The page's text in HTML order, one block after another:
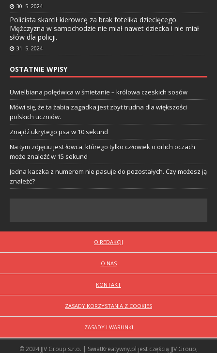
30. 5. 2024
Policista skarcił kierowcę za brak fotelika dziecięcego.
Mężczyzna w samochodzie nie miał nawet dziecka i nie miał
słów dla policji.
31. 5. 2024
OSTATNIE WPISY
Uwielbiana polędwica w śmietanie – królowa czeskich sosów
Mówi się, że ta żabia zagadka jest zbyt trudna dla większości
polskich uczniów.
Znajdź ukrytego psa w 10 sekund
Na tym zdjęciu jest łowca, którego tylko człowiek o orlich oczach
może znaleźć w 15 sekund
Jedna kaczka z numerem nie pasuje do pozostałych. Czy możesz ją
znaleźć?
O REDAKCJI
O NAS
KONTAKT
ZASADY KORZYSTANIA Z COOKIES
ZASADY I WARUNKI
© 2024 JJV Group s.r.o. | SwiatKreatywny.pl jest częścią JJV Group,